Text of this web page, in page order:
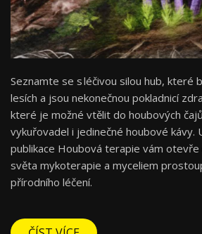
Seznamte se s léčivou silou hub, které
lesích a jsou nekonečnou pokladnicí
které je možné vtělit do houbových
vykuřovadel i jedinečné houbové kávy.
publikace Houbová terapie vám
světa mykoterapie a myceliem
přírodního léčení.